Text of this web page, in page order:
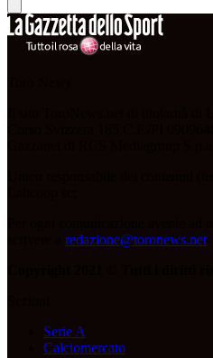
redazione@toronews.net
Serie A
Calciomercato